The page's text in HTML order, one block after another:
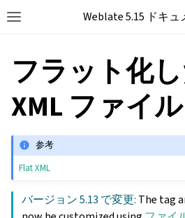
Weblate 5.15 ドキュ
フラット化
XML ファイル
参考
Flat XML
バージョン 5.13 で変更: The tag